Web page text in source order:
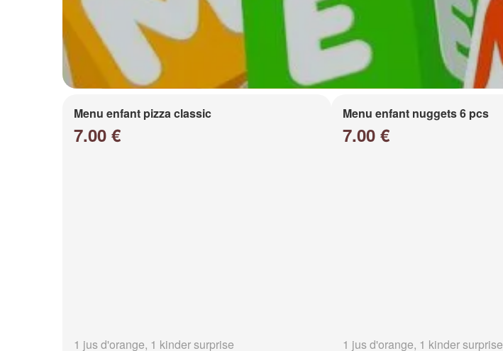
Menu enfant pizza classic
7.00 €
1 jus d'orange, 1 kinder surprise
Menu enfant nuggets 6 pcs
7.00 €
1 jus d'orange, 1 kinder surprise